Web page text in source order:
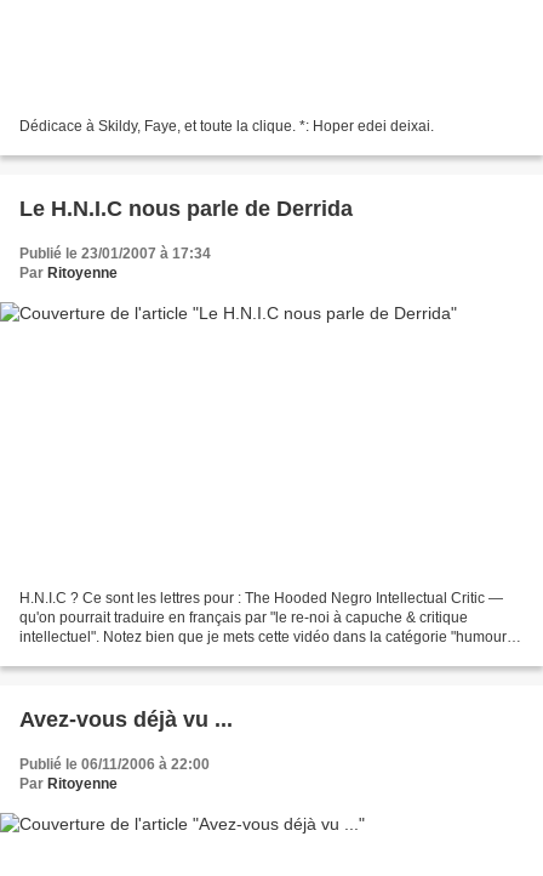
Dédicace à Skildy, Faye, et toute la clique. *: Hoper edei deixai.
Le H.N.I.C nous parle de Derrida
Publié le 23/01/2007 à 17:34
Par Ritoyenne
H.N.I.C ? Ce sont les lettres pour : The Hooded Negro Intellectual Critic —
qu'on pourrait traduire en français par "le re-noi à capuche & critique
intellectuel". Notez bien que je mets cette vidéo dans la catégorie "humour".
Avez-vous déjà vu ...
Publié le 06/11/2006 à 22:00
Par Ritoyenne